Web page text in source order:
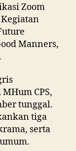
Zoom
Kegiatan
Manners,
CPS,
tunggal.
tiga
serta